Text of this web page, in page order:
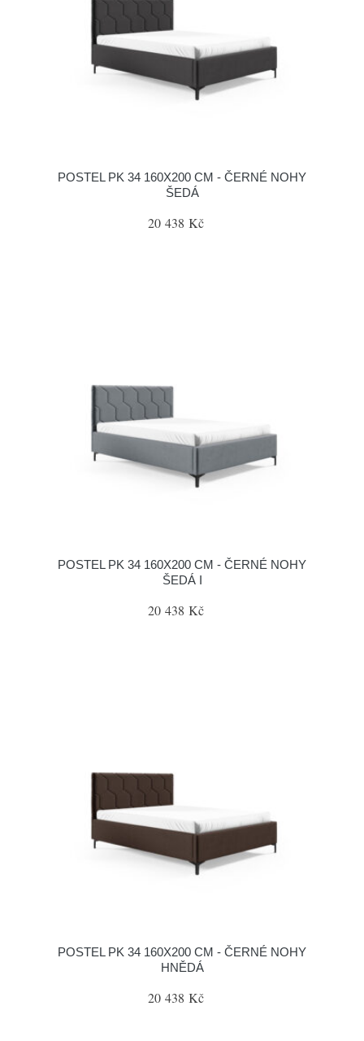
POSTEL PK 34 160X200 CM - ČERNÉ NOHY
ŠEDÁ
20 438 Kč
POSTEL PK 34 160X200 CM - ČERNÉ NOHY
ŠEDÁ I
20 438 Kč
POSTEL PK 34 160X200 CM - ČERNÉ NOHY
HNĚDÁ
20 438 Kč